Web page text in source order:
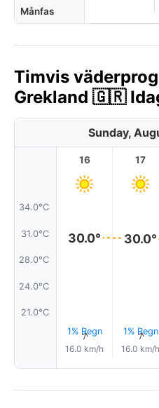
Månfas
Timvis
Grekland 🇬🇷
Sunday,
34.0°C
31.0°C
28.0°C
24.0°C
21.0°C
16
30.0°
1% Regn
↑
16.0 km/h
17
30.0°
1% Regn
↑
16.0 km/h